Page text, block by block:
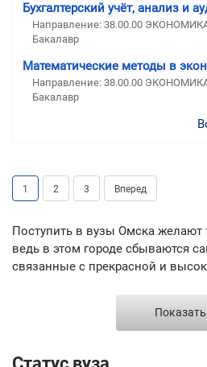
Бухгалтерский учёт, анализ и
Направление: 38.00.00
Бакалавр
Математические методы в
Направление: 38.00.00
Бакалавр
1 2 3 Вперед
Поступить в вузы Омска
ведь в этом городе сбываются
связанные с прекрасной и
нашей страны. Это столица
государственный флаг. Здесь
Показать